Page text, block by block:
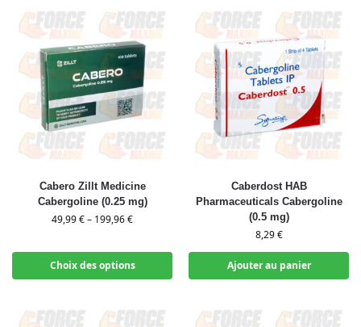
Cabero Zillt Medicine
Cabergoline (0.25 mg)
49,99€– 199,96€
Choix des options
Caberdost HAB
Pharmaceuticals Cabergoline
(0.5 mg)
8,29€
Ajouter au panier